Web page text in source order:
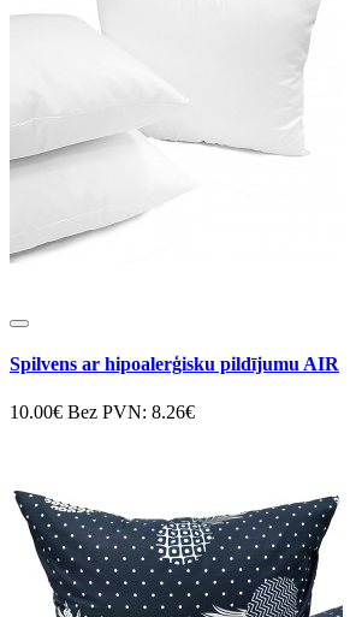
Spilvens ar hipoalerģisku pildījumu AIR
10.00€ Bez PVN: 8.26€